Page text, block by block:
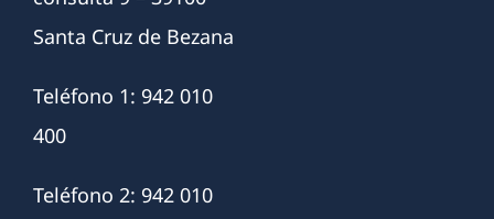
Santa Cruz de Bezana
Teléfono 1: 942 010
400
Teléfono 2: 942 010